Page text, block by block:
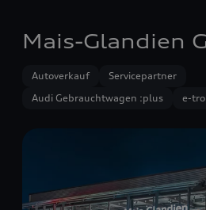
Mais-Glandien
Autoverkauf
Servicepartner
Audi Gebrauchtwagen :plus
e-